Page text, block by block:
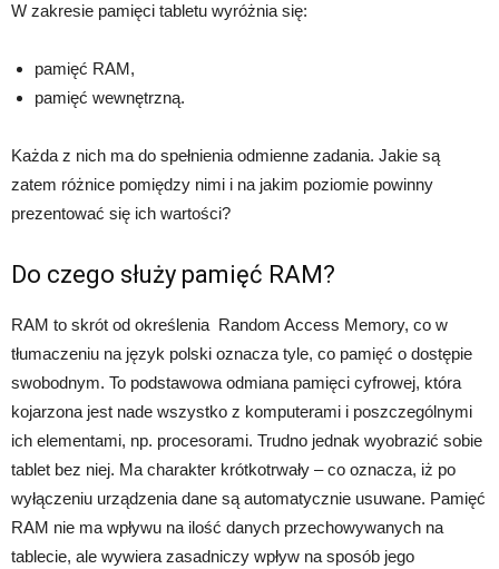
W zakresie pamięci tabletu wyróżnia się:
pamięć RAM,
pamięć wewnętrzną.
Każda z nich ma do spełnienia odmienne zadania. Jakie są
zatem różnice pomiędzy nimi i na jakim poziomie powinny
prezentować się ich wartości?
Do czego służy pamięć RAM?
RAM to skrót od określenia Random Access Memory, co w
tłumaczeniu na język polski oznacza tyle, co pamięć o dostępie
swobodnym. To podstawowa odmiana pamięci cyfrowej, która
kojarzona jest nade wszystko z komputerami i poszczególnymi
ich elementami, np. procesorami. Trudno jednak wyobrazić sobie
tablet bez niej. Ma charakter krótkotrwały – co oznacza, iż po
wyłączeniu urządzenia dane są automatycznie usuwane. Pamięć
RAM nie ma wpływu na ilość danych przechowywanych na
tablecie, ale wywiera zasadniczy wpływ na sposób jego